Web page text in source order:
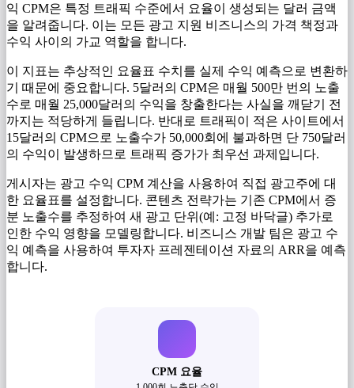
노출수
익 CPM은 특정 트래픽 수준에서 요율이 생성되는 달러 금액
을 알려줍니다. 이는 모든 광고 지원 비즈니스의 가격 책정과
수익 사이의 가교 역할을 합니다.
이 지표는 추상적인 요율표 수치를 실제 수익 예측으로 변환하
기 때문에 중요합니다. 5달러의 CPM은 매월 500만 번의 노출
수로 매월 25,000달러의 수익을 창출한다는 사실을 깨닫기 전
까지는 적당하게 들립니다. 반대로 트래픽이 적은 사이트에서
15달러의 CPM으로 노출수가 50,000회에 불과하면 단 750달러
의 수익이 발생하므로 트래픽 증가가 최우선 과제입니다.
게시자는 광고 수익 CPM 계산을 사용하여 직접 광고주에 대
한 요율표를 설정합니다. 콘텐츠 전략가는 기존 CPM에서 증
분 노출수를 추정하여 새 광고 단위(예: 고정 바닥글) 추가로
인한 수익 영향을 모델링합니다. 비즈니스 개발 팀은 광고 수
익 예측을 사용하여 투자자 프레젠테이션 자료의 ARR을 예측
합니다.
CPM 요율